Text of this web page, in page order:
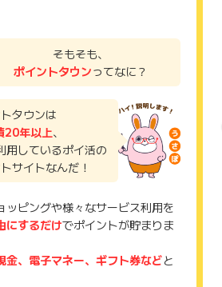
、利用したサイトから送られる購入完
ント獲得するまで必ず保管してくださ
態でお問い合わせされる際に、該当の
場合がございます。
れた場合は対応いたしかねますので、
サイトを表示するアプリのこと
そもそも、
ポイントタウンってなに？
タウンは
20年以上、
用しているポイ活の
サイトなんだ！
ッピングや様々なサービス利用を
にするだけでポイントが貯まりま
金、電子マネー、ギフト券などと